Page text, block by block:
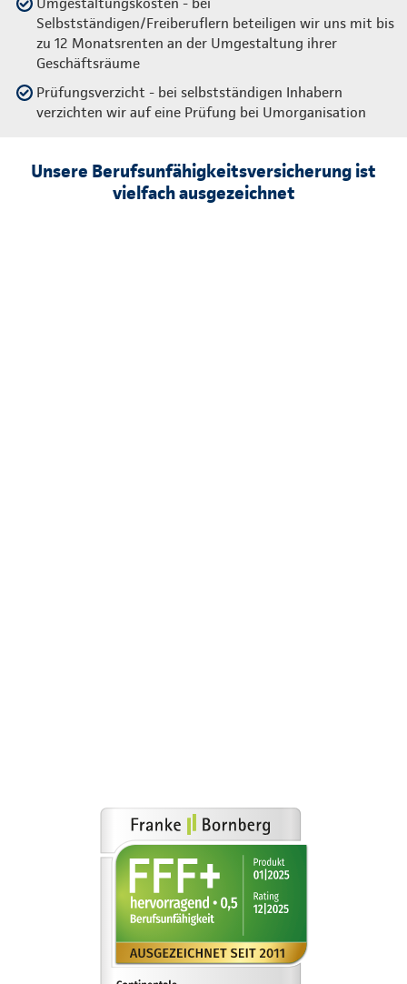
Selbstständigen/Freiberuflern beteiligen wir uns mit bis
zu 12 Monatsrenten an der Umgestaltung ihrer
Geschäftsräume
Prüfungsverzicht - bei selbstständigen Inhabern
verzichten wir auf eine Prüfung bei Umorganisation
Unsere Berufsunfähigkeitsversicherung ist
vielfach ausgezeichnet